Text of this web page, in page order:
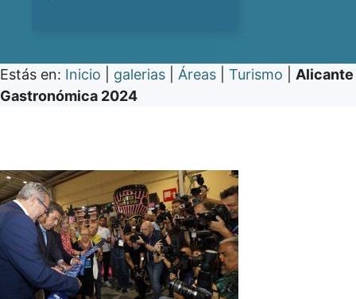
Estás en: Inicio galerias Áreas Turismo
Alicante
Gastronómica 2024